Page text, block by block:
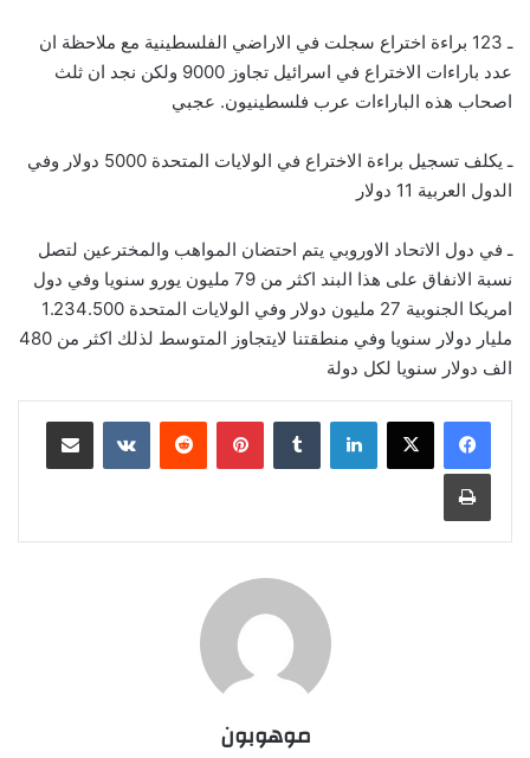
ـ 123 براءة اختراع سجلت في الاراضي الفلسطينية مع ملاحظة ان
عدد باراءات الاختراع في اسرائيل تجاوز 9000 ولكن نجد ان ثلث
اصحاب هذه الباراءات عرب فلسطينيون. عجبي
ـ يكلف تسجيل براءة الاختراع في الولايات المتحدة 5000 دولار وفي
الدول العربية 11 دولار
ـ في دول الاتحاد الاوروبي يتم احتضان المواهب والمخترعين لتصل
نسبة الانفاق على هذا البند اكثر من 79 مليون يورو سنويا وفي دول
امريكا الجنوبية 27 مليون دولار وفي الولايات المتحدة 1.234.500
مليار دولار سنويا وفي منطقتنا لايتجاوز المتوسط لذلك اكثر من 480
الف دولار سنويا لكل دولة
لينكدإن بينتيريست
موهوبون